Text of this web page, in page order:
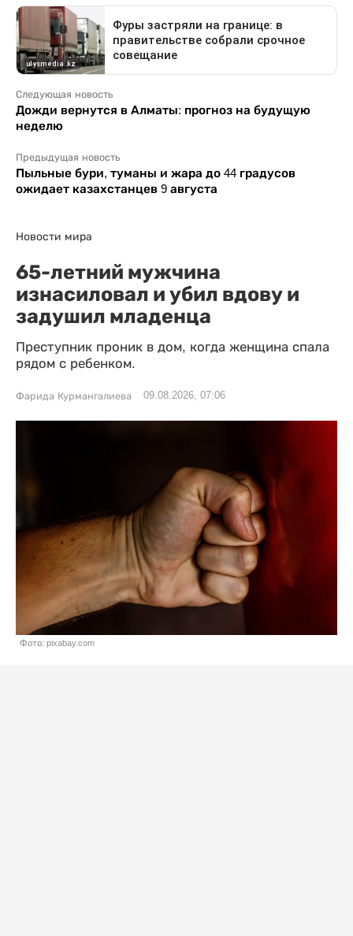
Следующая новость
Дожди вернутся в Алматы: прогноз на будущую
неделю
Предыдущая новость
Пыльные бури, туманы и жара до 44 градусов
ожидает казахстанцев 9 августа
Новости мира
65-летний мужчина
изнасиловал и убил вдову и
задушил младенца
Преступник проник в дом, когда женщина спала
рядом с ребенком.
Фарида Курмангалиева 09.08.2026, 07:06
Фото: pixabay.com